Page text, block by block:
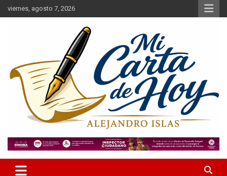
Saltar
al
viernes, agosto 7, 2026
Mi Carta de Hoy